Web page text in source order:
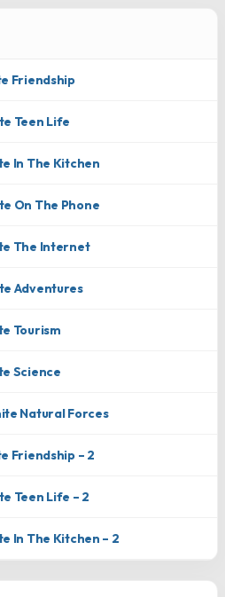
Friendship
Teen Life
In The Kitchen
On The Phone
The Internet
Adventures
Tourism
Science
Natural Forces
Friendship – 2
Teen Life – 2
In The Kitchen – 2